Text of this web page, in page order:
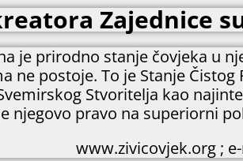
Zajednice
je prirodno stanje čovjeka u
ne postoje. To je Stanje
Stvoritelja kao
njegovo pravo na superiorni
www.zivicovjek.org ;